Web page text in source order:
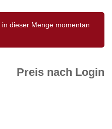
dieser Menge momentan
Preis nach Login